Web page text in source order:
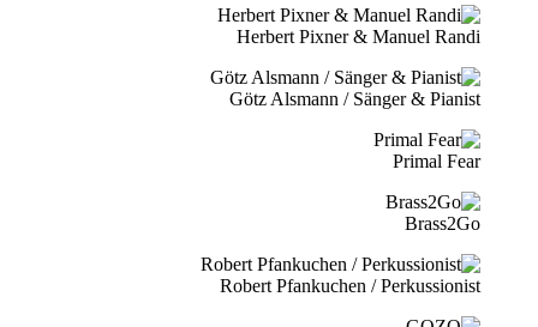
Herbert Pixner & Manuel Randi
Götz Alsmann / Sänger & Pianist
Primal Fear
Brass2Go
Robert Pfankuchen / Perkussionist